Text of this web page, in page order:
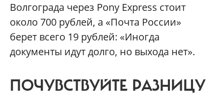
Волгограда через Pony Express стоит
около 700 рублей, а «Почта России»
берет всего 19 рублей: «Иногда
документы идут долго, но выхода нет».
ПОЧУВСТВУЙТЕ РАЗНИЦУ